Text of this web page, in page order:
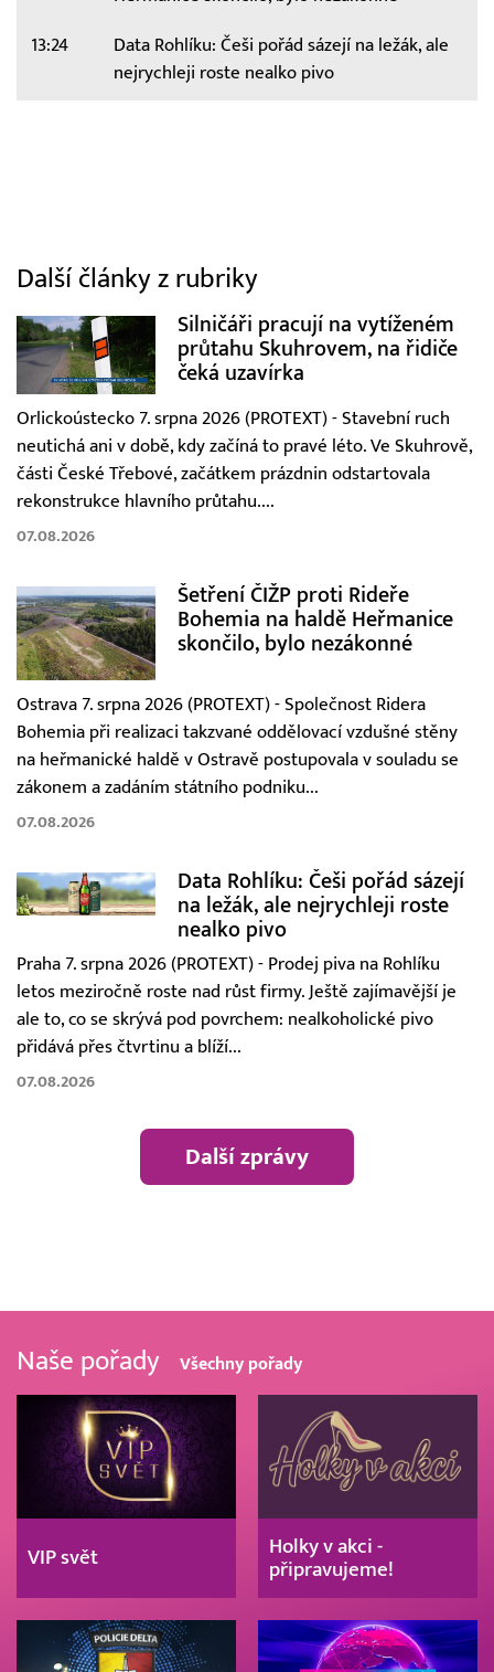
13:24
Data Rohlíku: Češi pořád sázejí na ležák, ale
nejrychleji roste nealko pivo
Další články z rubriky
Silničáři pracují na vytíženém
průtahu Skuhrovem, na řidiče
čeká uzavírka
Orlickoústecko 7. srpna 2026 (PROTEXT) - Stavební ruch
neutichá ani v době, kdy začíná to pravé léto. Ve Skuhrově,
části České Třebové, začátkem prázdnin odstartovala
rekonstrukce hlavního průtahu....
07.08.2026
Šetření ČIŽP proti Rideře
Bohemia na haldě Heřmanice
skončilo, bylo nezákonné
Ostrava 7. srpna 2026 (PROTEXT) - Společnost Ridera
Bohemia při realizaci takzvané oddělovací vzdušné stěny
na heřmanické haldě v Ostravě postupovala v souladu se
zákonem a zadáním státního podniku...
07.08.2026
Data Rohlíku: Češi pořád sázejí
na ležák, ale nejrychleji roste
nealko pivo
Praha 7. srpna 2026 (PROTEXT) - Prodej piva na Rohlíku
letos meziročně roste nad růst firmy. Ještě zajímavější je
ale to, co se skrývá pod povrchem: nealkoholické pivo
přidává přes čtvrtinu a blíží...
07.08.2026
Další zprávy
Naše pořady Všechny pořady
VIP svět
Holky v akci -
připravujeme!